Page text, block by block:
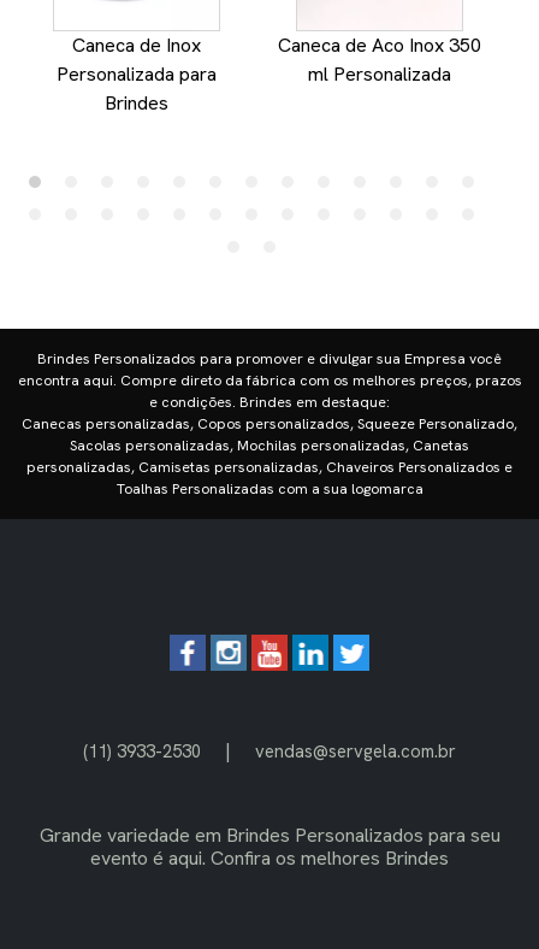
Caneca de Inox
Personalizada para
Brindes
Caneca de Aco Inox 350
ml Personalizada
Brindes Personalizados para promover e divulgar sua Empresa você
encontra aqui. Compre direto da fábrica com os melhores preços, prazos
e condições. Brindes em destaque:
Canecas personalizadas, Copos personalizados, Squeeze Personalizado,
Sacolas personalizadas, Mochilas personalizadas, Canetas
personalizadas, Camisetas personalizadas, Chaveiros Personalizados e
Toalhas Personalizadas com a sua logomarca
(11) 3933-2530 | vendas@servgela.com.br
Grande variedade em Brindes Personalizados para seu
evento é aqui. Confira os melhores Brindes